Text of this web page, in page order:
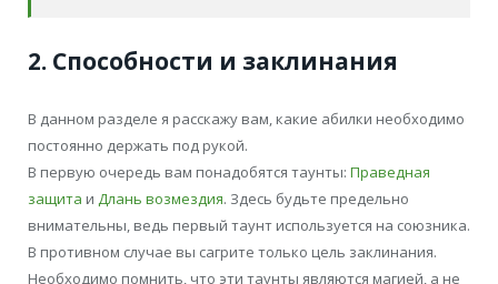
2. Способности и заклинания
В данном разделе я расскажу вам, какие абилки необходимо
постоянно держать под рукой.
В первую очередь вам понадобятся таунты: Праведная
защита и Длань возмездия. Здесь будьте предельно
внимательны, ведь первый таунт используется на союзника.
В противном случае вы сагрите только цель заклинания.
Необходимо помнить, что эти таунты являются магией, а не